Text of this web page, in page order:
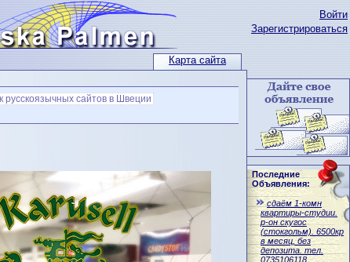
Карта сайта
Войти
Зарегистрироваться
Последние
Объявления:
сдаём 1-комн
квартиры-студии.
р-он скугос
(стокгольм). 6500кр
в месяц, без
депозита. тел.
0735106118
русскоязычных сайтов в Швеции